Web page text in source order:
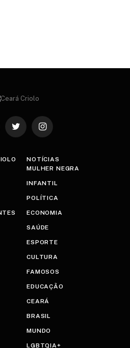
Twitter Instagram
NOTÍCIAS
MULHER NEGRA
INFANTIL
POLÍTICA
ECONOMIA
SAÚDE
ESPORTE
CULTURA
FAMOSOS
EDUCAÇÃO
CEARÁ
BRASIL
MUNDO
LGBTQIA+